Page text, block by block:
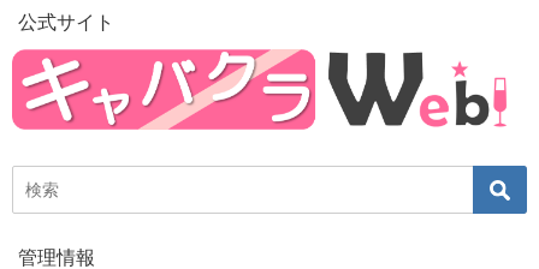
公式サイト
管理情報